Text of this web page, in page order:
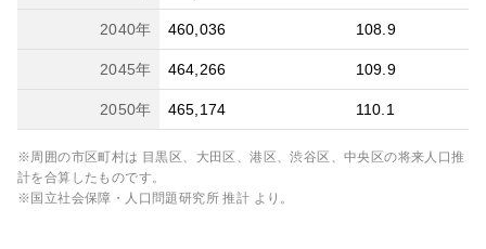
2040年 460,036 108.9
2045年 464,266 109.9
2050年 465,174 110.1
※周囲の市区町村は 目黒区、大田区、港区、渋谷区、中央区の将来人口推
計を合算したものです。
※国立社会保障・人口問題研究所 推計 より。